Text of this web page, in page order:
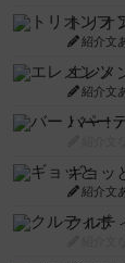
トリオ
紹介文
エレメ
紹介文
バー！
ギョッ
紹介文
クルテ